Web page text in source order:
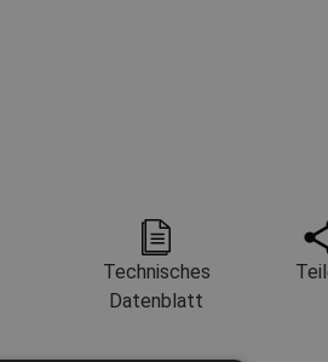
Technisches
Datenblatt